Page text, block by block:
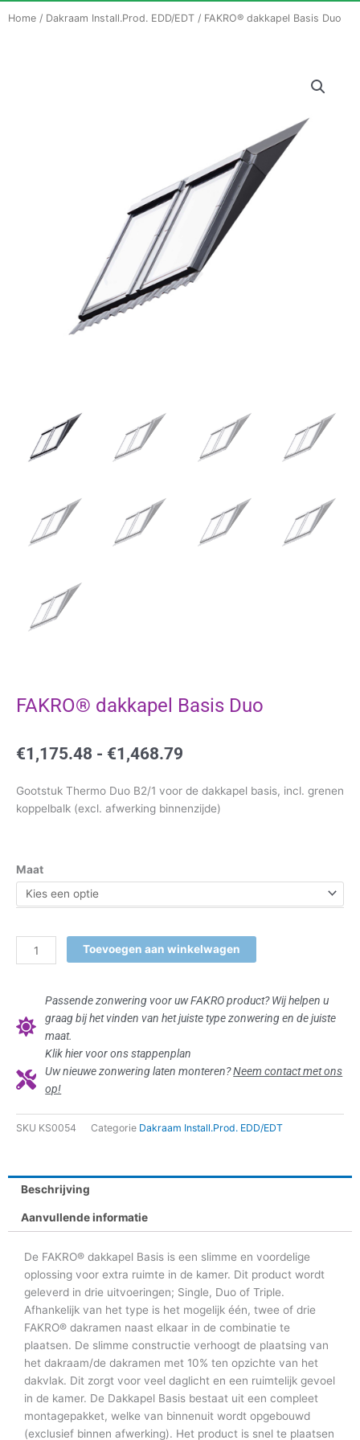
Home / Dakraam Install.Prod. EDD/EDT / FAKRO® dakkapel Basis Duo
FAKRO® dakkapel Basis Duo
€1,175.48 - €1,468.79
tot
€1,468.79
Gootstuk Thermo Duo B2/1 voor de dakkapel basis, incl. grenen
koppelbalk (excl. afwerking binnenzijde)
Maat
Basis
Toevoegen aan winkelwagen
Passende zonwering voor uw FAKRO product? Wij helpen u
graag bij het vinden van het juiste type zonwering en de juiste
maat.
Klik hier voor ons stappenplan
Uw nieuwe zonwering laten monteren?Neem contact met ons
op!
SKU KS0054 Categorie Dakraam Install.Prod. EDD/EDT
Beschrijving
Aanvullende informatie
De FAKRO® dakkapel Basis is een slimme en voordelige
oplossing voor extra ruimte in de kamer. Dit product wordt
geleverd in drie uitvoeringen; Single, Duo of Triple.
Afhankelijk van het type is het mogelijk één, twee of drie
FAKRO® dakramen naast elkaar in de combinatie te
plaatsen. De slimme constructie verhoogt de plaatsing van
het dakraam/de dakramen met 10% ten opzichte van het
dakvlak. Dit zorgt voor veel daglicht en een ruimtelijk gevoel
in de kamer. De Dakkapel Basis bestaat uit een compleet
montagepakket, welke van binnenuit wordt opgebouwd
(exclusief binnen afwerking). Het product is snel te plaatsen